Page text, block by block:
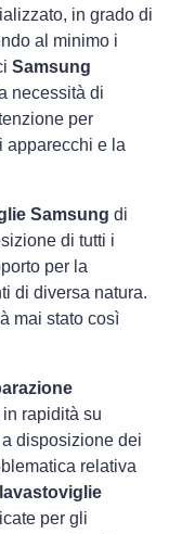
in grado di
al minimo i
Samsung
necessità di
per
apparecchi e la
Samsung di
di tutti i
per la
di diversa natura.
mai stato così
rapidità su
disposizione dei
relativa
per gli